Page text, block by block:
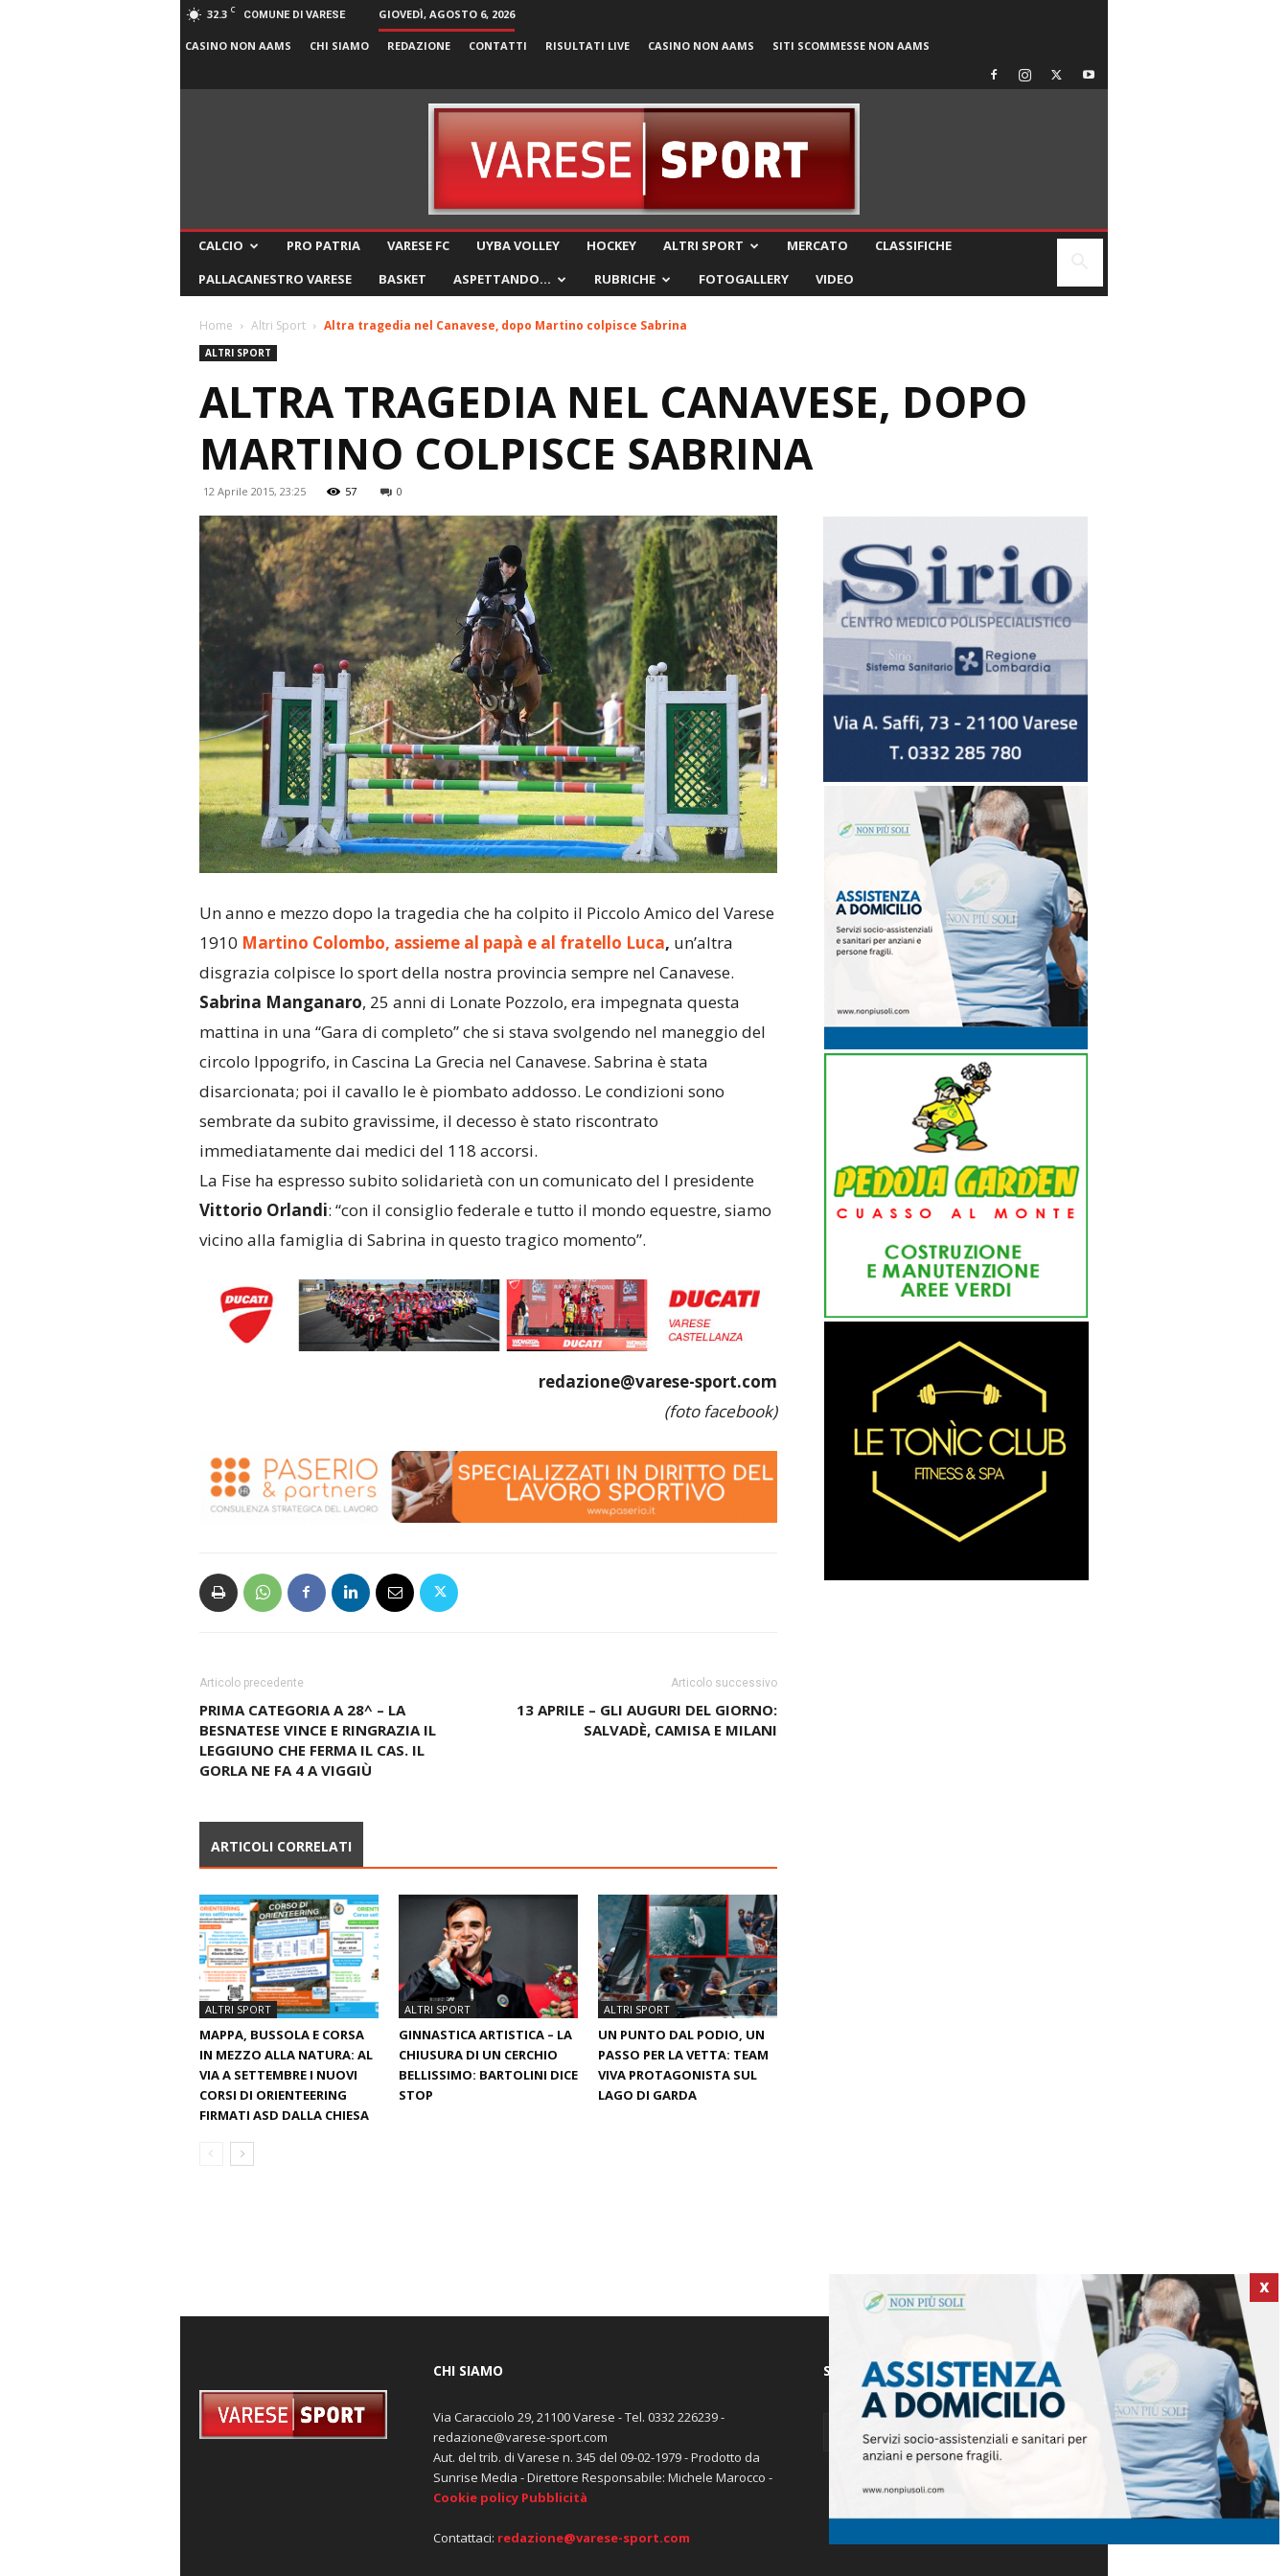
32.3 C COMUNE DI VARESE GIOVEDÌ, AGOSTO 6, 2026
CASINO NON AAMS CHI SIAMO REDAZIONE CONTATTI RISULTATI LIVE CASINO NON AAMS SITI SCOMMESSE NON AAMS
CALCIO PRO PATRIA VARESE FC UYBA VOLLEY HOCKEY ALTRI SPORT MERCATO
CLASSIFICHE
PALLACANESTRO VARESE
BASKET ASPETTANDO… RUBRICHE FOTOGALLERY VIDEO
Home Altri Sport Altra tragedia nel Canavese, dopo Martino colpisce Sabrina
ALTRI SPORT
ALTRA TRAGEDIA NEL CANAVESE, DOPO
MARTINO COLPISCE SABRINA
12 Aprile 2015, 23:25 57 0
Un anno e mezzo dopo la tragedia che ha colpito il Piccolo Amico del Varese
1910 Martino Colombo, assieme al papà e al fratello Luca, un’altra
disgrazia colpisce lo sport della nostra provincia sempre nel Canavese.
Sabrina Manganaro, 25 anni di Lonate Pozzolo, era impegnata questa
mattina in una “Gara di completo” che si stava svolgendo nel maneggio del
circolo Ippogrifo, in Cascina La Grecia nel Canavese. Sabrina è stata
disarcionata; poi il cavallo le è piombato addosso. Le condizioni sono
sembrate da subito gravissime, il decesso è stato riscontrato
immediatamente dai medici del 118 accorsi.
La Fise ha espresso subito solidarietà con un comunicato del l presidente
Vittorio Orlandi: “con il consiglio federale e tutto il mondo equestre, siamo
vicino alla famiglia di Sabrina in questo tragico momento”.
redazione@varese-sport.com
(foto facebook)
Articolo precedente
PRIMA CATEGORIA A 28^ – LA
BESNATESE VINCE E RINGRAZIA IL
LEGGIUNO CHE FERMA IL CAS. IL
GORLA NE FA 4 A VIGGIÙ
Articolo successivo
13 APRILE – GLI AUGURI DEL GIORNO:
SALVADÈ, CAMISA E MILANI
ARTICOLI CORRELATI
ALTRI SPORT
MAPPA, BUSSOLA E CORSA
IN MEZZO ALLA NATURA: AL
VIA A SETTEMBRE I NUOVI
CORSI DI ORIENTEERING
FIRMATI ASD DALLA CHIESA
ALTRI SPORT
GINNASTICA ARTISTICA – LA
CHIUSURA DI UN CERCHIO
BELLISSIMO: BARTOLINI DICE
STOP
ALTRI SPORT
UN PUNTO DAL PODIO, UN
PASSO PER LA VETTA: TEAM
VIVA PROTAGONISTA SUL
LAGO DI GARDA
X
CHI SIAMO
Via Caracciolo 29, 21100 Varese - Tel. 0332 226239 -
redazione@varese-sport.com
Aut. del trib. di Varese n. 345 del 09-02-1979 - Prodotto da
Sunrise Media - Direttore Responsabile: Michele Marocco -
Cookie policy Pubblicità
Contattaci: redazione@varese-sport.com
SEGUICI